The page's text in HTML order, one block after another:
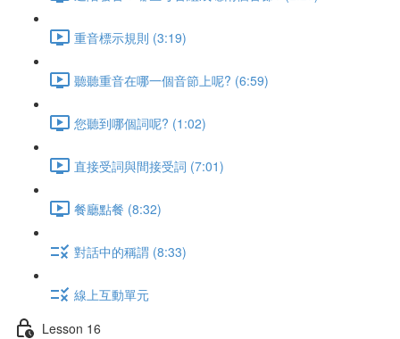
重音標示規則 (3:19)
聽聽重音在哪一個音節上呢? (6:59)
您聽到哪個詞呢? (1:02)
直接受詞與間接受詞 (7:01)
餐廳點餐 (8:32)
對話中的稱謂 (8:33)
線上互動單元
Lesson 16